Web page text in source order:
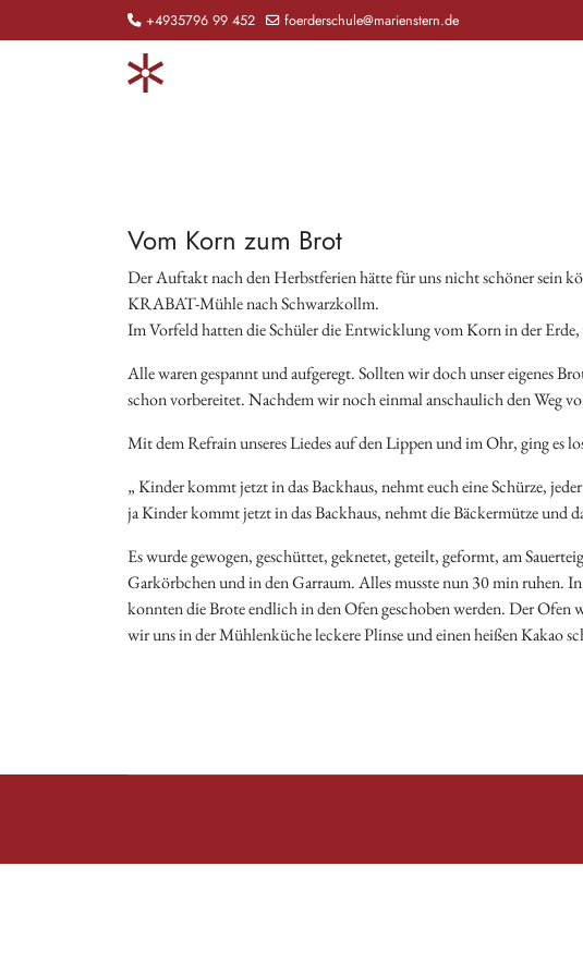
+4935796 99 452 foerderschule@marienstern.de
Vom Korn zum Brot
Der Auftakt nach den Herbstferien hätte für uns nicht schöner sein
KRABAT-Mühle nach Schwarzkollm.
Im Vorfeld hatten die Schüler die Entwicklung vom Korn in der
Alle waren gespannt und aufgeregt. Sollten wir doch unser eigenes
schon vorbereitet. Nachdem wir noch einmal anschaulich den Weg
Mit dem Refrain unseres Liedes auf den Lippen und im Ohr, ging es
„ Kinder kommt jetzt in das Backhaus, nehmt euch eine Schürze,
ja Kinder kommt jetzt in das Backhaus, nehmt die Bäckermütze und
Es wurde gewogen, geschüttet, geknetet, geteilt, geformt, am
Garkörbchen und in den Garraum. Alles musste nun 30 min ruhen.
konnten die Brote endlich in den Ofen geschoben werden. Der Ofen
wir uns in der Mühlenküche leckere Plinse und einen heißen Kakao